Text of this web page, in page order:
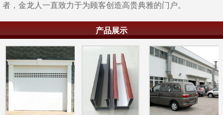
者，金龙人一直致力于为顾客创造高贵典雅的门户。
产品展示